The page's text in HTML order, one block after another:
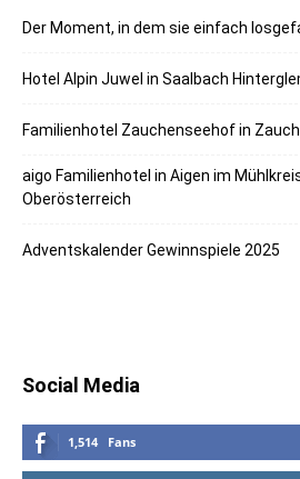
Der Moment, in dem sie einfach
Hotel Alpin Juwel in Saalbach
Familienhotel Zauchenseehof in
aigo Familienhotel in Aigen im
Oberösterreich
Adventskalender Gewinnspiele 2025
Social Media
1,514 Fans